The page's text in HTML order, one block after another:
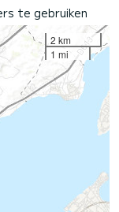
te gebruiken
2 km
1 mi